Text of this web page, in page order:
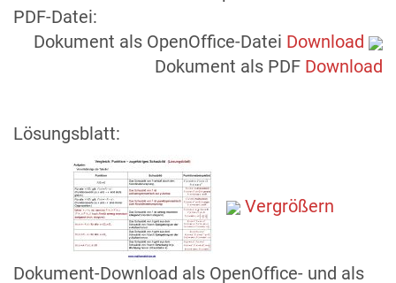
PDF-Datei:
Dokument als OpenOffice-Datei Download
Dokument als PDF Download
Lösungsblatt:
Vergrößern
Dokument-Download als OpenOffice- und als